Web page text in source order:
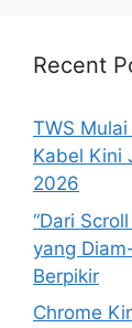
Recent
TWS
Kabel Kini
2026
“Dari
yang
Berpikir
Chrome